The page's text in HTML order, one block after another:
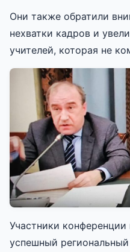
Они также обратили
нехватки кадров и
учителей, которая не
Участники конференции
успешный